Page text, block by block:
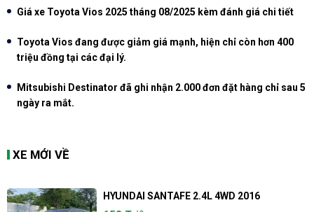
Giá xe Toyota Vios 2025 tháng 08/2025 kèm đánh giá chi tiết
Toyota Vios đang được giảm giá mạnh, hiện chỉ còn hơn 400
triệu đồng tại các đại lý.
Mitsubishi Destinator đã ghi nhận 2.000 đơn đặt hàng chỉ sau 5
ngày ra mắt.
XE MỚI VỀ
HYUNDAI SANTAFE 2.4L 4WD 2016